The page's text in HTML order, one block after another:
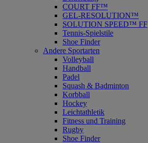
COURT FF™
GEL-RESOLUTION™
SOLUTION SPEED™ FF
Tennis-Spielstile
Shoe Finder
Andere Sportarten
Volleyball
Handball
Padel
Squash & Badminton
Korbball
Hockey
Leichtathletik
Fitness und Training
Rugby
Shoe Finder